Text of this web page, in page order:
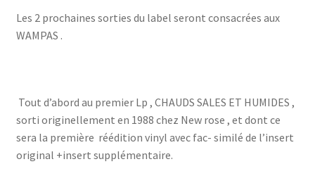
Les 2 prochaines sorties du label seront consacrées aux
WAMPAS .
Tout d’abord au premier Lp , CHAUDS SALES ET HUMIDES ,
sorti originellement en 1988 chez New rose , et dont ce
sera la première réédition vinyl avec fac- similé de l’insert
original +insert supplémentaire.